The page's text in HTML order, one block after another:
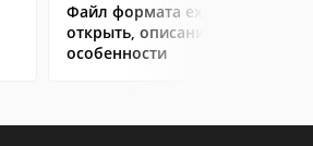
Файл формата exe: чем
открыть, описание,
особенности